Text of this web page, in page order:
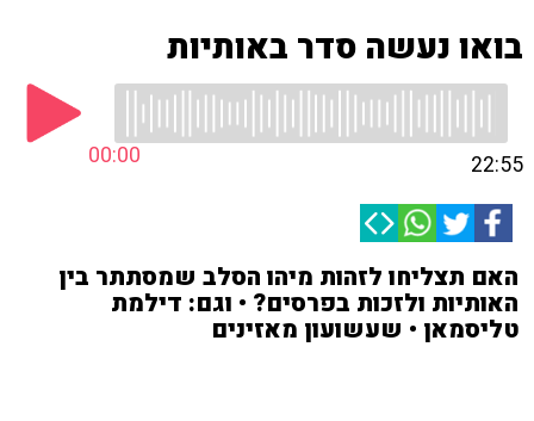
בואו נעשה סדר באותיות
00:00 22:55
האם תצליחו לזהות מיהו הסלב שמסתתר בין
האותיות ולזכות בפרסים? • וגם: דילמת
טליסמאן • שעשועון מאזינים